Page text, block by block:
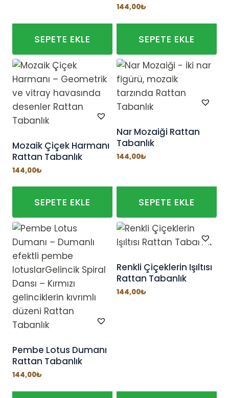
SEPETE EKLE
144,00₺
SEPETE EKLE
Mozaik Çiçek Harmanı
Rattan Tabanlık
144,00₺
SEPETE EKLE
Nar Mozaiği Rattan
Tabanlık
144,00₺
SEPETE EKLE
Pembe Lotus Dumanı
Rattan Tabanlık
144,00₺
Renkli Çiçeklerin Işıltısı
Rattan Tabanlık
144,00₺